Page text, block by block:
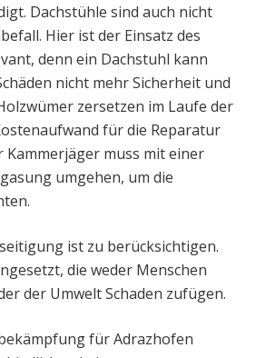
Dachstühle sind auch nicht
Hier ist der Einsatz des
denn ein Dachstuhl kann
nicht mehr Sicherheit und
zersetzen im Laufe der
für die Reparatur
Kammerjäger muss mit einer
umgehen, um die
ist zu berücksichtigen.
die weder Menschen
der Umwelt Schaden zufügen.
für Adrazhofen